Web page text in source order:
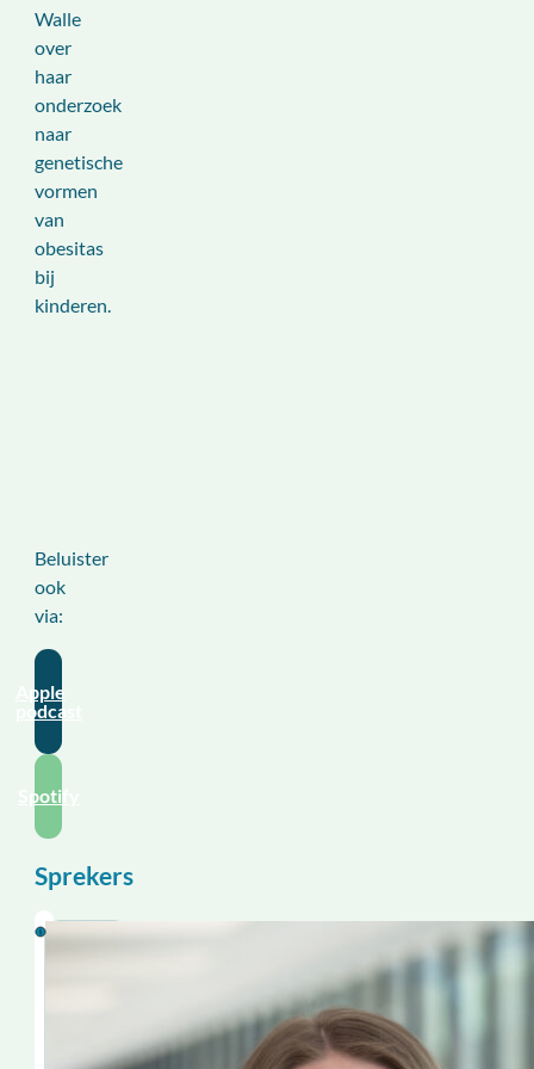
Walle
over
haar
onderzoek
naar
genetische
vormen
van
obesitas
bij
kinderen.
Beluister
ook
via:
Apple
podcast
Spotify
Sprekers